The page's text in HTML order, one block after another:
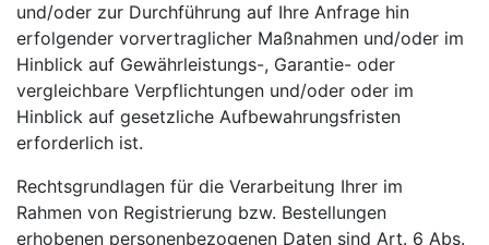
und/oder zur Durchführung auf Ihre Anfrage hin
erfolgender vorvertraglicher Maßnahmen und/oder im
Hinblick auf Gewährleistungs-, Garantie- oder
vergleichbare Verpflichtungen und/oder oder im
Hinblick auf gesetzliche Aufbewahrungsfristen
erforderlich ist.
Rechtsgrundlagen für die Verarbeitung Ihrer im
Rahmen von Registrierung bzw. Bestellungen
erhobenen personenbezogenen Daten sind Art. 6 Abs.